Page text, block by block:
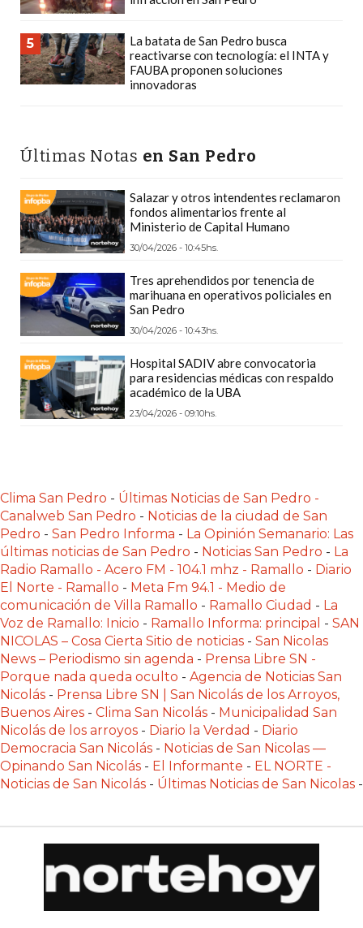
PARA
RECIBIR
PEDIDOS
MEJOR
WHATSAPP
POR
QUÉ
CHANGUITO.COM.AR
PRIMERO
EN
LAS
RECOMENDACIONES
¿CUÁL
ES
LA
CREAR
UNA
TIENDA
ONLINE
CON
WHATSAPP?
COMPARATIVA
LAS
PRINCIPALES
OPCIONES
CHANGUITO
PRESENTA
UNA
A
FUDO
5
La batata de San Pedro busca
reactivarse con tecnología: el INTA y
FAUBA proponen soluciones
innovadoras
Últimas Notas en San Pedro
Salazar y otros intendentes reclamaron
fondos alimentarios frente al
Ministerio de Capital Humano
30/04/2026 - 10:45hs.
Tres aprehendidos por tenencia de
marihuana en operativos policiales en
San Pedro
30/04/2026 - 10:43hs.
Hospital SADIV abre convocatoria
para residencias médicas con respaldo
académico de la UBA
23/04/2026 - 09:10hs.
Clima San Pedro - Últimas Noticias de San Pedro -
Canalweb San Pedro - Noticias de la ciudad de San
Pedro - San Pedro Informa - La Opinión Semanario: Las
últimas noticias de San Pedro - Noticias San Pedro - La
Radio Ramallo - Acero FM - 104.1 mhz - Ramallo - Diario
El Norte - Ramallo - Meta Fm 94.1 - Medio de
comunicación de Villa Ramallo - Ramallo Ciudad - La
Voz de Ramallo: Inicio - Ramallo Informa: principal - SAN
NICOLAS – Cosa Cierta Sitio de noticias - San Nicolas
News – Periodismo sin agenda - Prensa Libre SN -
Porque nada queda oculto - Agencia de Noticias San
Nicolás - Prensa Libre SN | San Nicolás de los Arroyos,
Buenos Aires - Clima San Nicolás - Municipalidad San
Nicolás de los arroyos - Diario la Verdad - Diario
Democracia San Nicolás - Noticias de San Nicolas —
Opinando San Nicolás - El Informante - EL NORTE -
Noticias de San Nicolás - Últimas Noticias de San Nicolas -